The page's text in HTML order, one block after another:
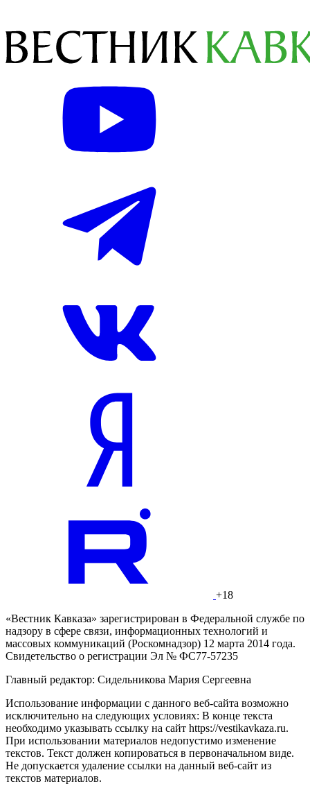
+18
«Вестник Кавказа» зарегистрирован в Федеральной службе по
надзору в сфере связи, информационных технологий и
массовых коммуникаций (Роскомнадзор) 12 марта 2014 года.
Свидетельство о регистрации Эл № ФС77-57235
Главный редактор: Сидельникова Мария Сергеевна
Использование информации с данного веб-сайта возможно
исключительно на следующих условиях: В конце текста
необходимо указывать ссылку на сайт https://vestikavkaza.ru.
При использовании материалов недопустимо изменение
текстов. Текст должен копироваться в первоначальном виде.
Не допускается удаление ссылки на данный веб-сайт из
текстов материалов.